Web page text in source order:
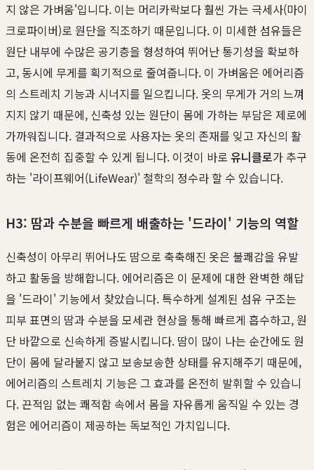
지 않은 가벼움'입니다. 이는 머리카락보다 훨씬 가는 극세사(마이
크로파이버)로 원단을 직조하기 때문입니다. 이 미세한 섬유들은
원단 내부에 수많은 공기층을 형성하여 뛰어난 통기성을 확보하
고, 동시에 무게를 획기적으로 줄여줍니다. 이 가벼움은 에어리즘
의 스트레치 기능과 시너지를 일으킵니다. 옷의 무게가 거의 느껴
지지 않기 때문에, 신축성 있는 원단이 몸에 가하는 부담은 제로에
가까워집니다. 결과적으로 사용자는 옷의 존재를 잊고 자신의 활
동에 온전히 집중할 수 있게 됩니다. 이것이 바로 유니클로가 추구
하는 '라이프웨어(LifeWear)' 철학의 정수라 할 수 있습니다.
H3: 땀과 수분을 빠르게 배출하는 '드라이' 기능의 역할
신축성이 아무리 뛰어나도 땀으로 축축해진 옷은 불쾌감을 유발
하고 활동을 방해합니다. 에어리즘은 이 문제에 대한 완벽한 해답
을 '드라이' 기능에서 찾았습니다. 특수하게 설계된 섬유 구조는
피부 표면의 땀과 수분을 모세관 현상을 통해 빠르게 흡수하고, 원
단 바깥으로 신속하게 증발시킵니다. 땀이 많이 나는 순간에도 원
단이 몸에 달라붙지 않고 보송보송한 상태를 유지해주기 때문에,
에어리즘의 스트레치 기능은 그 효과를 온전히 발휘할 수 있습니
다. 끈적임 없는 쾌적함 속에서 몸을 자유롭게 움직일 수 있는 경
험은 에어리즘이 제공하는 독보적인 가치입니다.